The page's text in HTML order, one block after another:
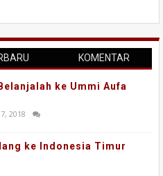
KOMENTAR
ke Ummi Aufa
2018
ke Indonesia Timur